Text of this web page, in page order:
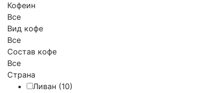
Кофеин
Все
Вид кофе
Все
Состав кофе
Все
Страна
Ливан (10)